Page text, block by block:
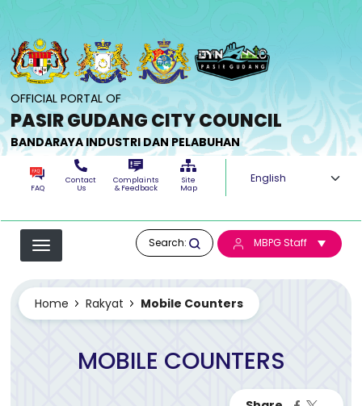
OFFICIAL PORTAL OF
PASIR GUDANG CITY COUNCIL
BANDARAYA INDUSTRI DAN PELABUHAN
FAQ
Contact
Us
Complaints
& Feedback
Site
Map
Select your
Search: MBPG Staff
Home Rakyat Mobile Counters
MOBILE COUNTERS